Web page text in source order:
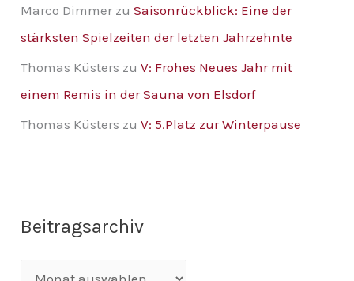
Marco Dimmer zuSaisonrückblick: Eine der
stärksten Spielzeiten der letzten Jahrzehnte
Thomas Küsters zuV: Frohes Neues Jahr mit
einem Remis in der Sauna von Elsdorf
Thomas Küsters zuV: 5.Platz zur Winterpause
Beitragsarchiv